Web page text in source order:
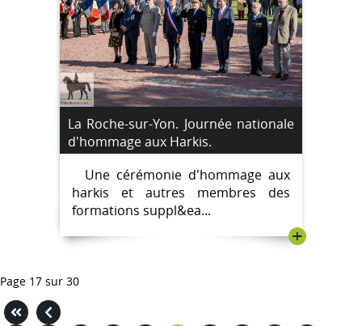
La Roche-sur-Yon. Journée nationale
d'hommage aux Harkis.
Une cérémonie d'hommage aux
harkis et autres membres des
formations suppl&ea...
+
Page 17 sur 30